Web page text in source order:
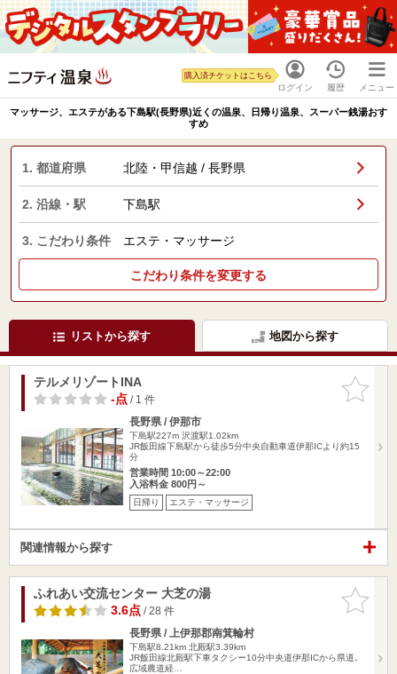
ログイン
購入済チケットはこちら
履歴 メニュー
マッサージ、エステがある下島駅(長野県)近くの温泉、日帰り温泉、スーパー銭湯おす
すめ
1. 都道府県 北陸・甲信越 / 長野県
2. 沿線・駅 下島駅
3. こだわり条件 エステ・マッサージ
こだわり条件を変更する
リストから探す 地図から探す
お気に入
りに追加
テルメリゾートINA
-点/ 1 件
長野県 / 伊那市
下島駅227m 沢渡駅1.02km
JR飯田線下島駅から徒歩5分中央自動車道伊那ICより約15
分
営業時間 10:00～22:00
入浴料金 800円～
日帰り エステ・マッサージ
関連情報から探す
お気に入
りに追加
ふれあい交流センター 大芝の湯
3.6点/ 28 件
長野県 / 上伊那郡南箕輪村
下島駅8.21km 北殿駅3.39km
JR飯田線北殿駅下車タクシー10分中央道伊那ICから県道､
広域農道経…